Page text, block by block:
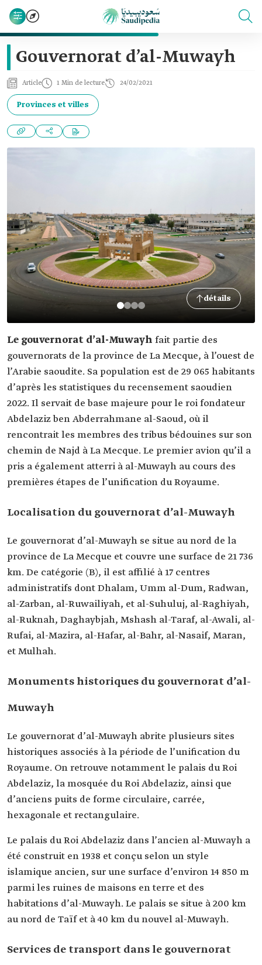
Gouvernorat d’al-Muwayh
Article 1 Min de lecture 24/02/2021
Provinces et villes
détails
Le gouvernorat d’al-Muwayh fait partie des
gouvernorats de la province de La Mecque, à l’ouest de
l’Arabie saoudite. Sa population est de 29 065 habitants
d’après les statistiques du recensement saoudien
2022. Il servait de base majeure pour le roi fondateur
Abdelaziz ben Abderrahmane al-Saoud, où il
rencontrait les membres des tribus bédouines sur son
chemin de Najd à La Mecque. Le premier avion qu’il a
pris a également atterri à al-Muwayh au cours des
premières étapes de l’unification du Royaume.
Localisation du gouvernorat d’al-Muwayh
Le gouvernorat d’al-Muwayh se situe au nord de la
province de La Mecque et couvre une surface de 21 736
km. De catégorie (B), il est affilié à 17 centres
administratifs dont Dhalam, Umm al-Dum, Radwan,
al-Zarban, al-Ruwailiyah, et al-Suhuluj, al-Raghiyah,
al-Ruknah, Daghaybjah, Mshash al-Taraf, al-Awali, al-
Rufai, al-Mazira, al-Hafar, al-Bahr, al-Nasaif, Maran,
et Mulhah.
Monuments historiques du gouvernorat d’al-
Muwayh
Le gouvernorat d’al-Muwayh abrite plusieurs sites
historiques associés à la période de l’unification du
Royaume. On retrouve notamment le palais du Roi
Abdelaziz, la mosquée du Roi Abdelaziz, ainsi que
d’anciens puits de forme circulaire, carrée,
hexagonale et rectangulaire.
Le palais du Roi Abdelaziz dans l’ancien al-Muwayh a
été construit en 1938 et conçu selon un style
islamique ancien, sur une surface d’environ 14 850 m
parmi les ruines de maisons en terre et des
habitations d’al-Muwayh. Le palais se situe à 200 km
au nord de Taïf et à 40 km du nouvel al-Muwayh.
Services de transport dans le gouvernorat